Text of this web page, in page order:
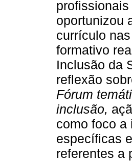
oportunizou
currículo
formativo
Inclusão da
reflexão
Fórum
inclusão,
como foco a
específicas
referentes a